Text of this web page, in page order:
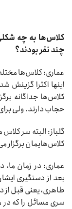
کلاس‌ها به چه
چند نفر بودند؟
عماری: کلاس‌ها
اینها اکثرا
کلاس‌ها جداگانه
حجاب دارند. ولی
گلباز: البته سر
کلاس‌هایمان برگزار
عماری: در زمان ما،
بعد از دستگیری
طاهری، یعنی قبل از
سری مسائل را که در